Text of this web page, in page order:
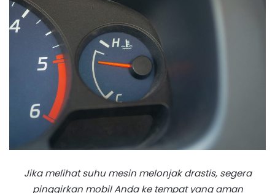
Jika melihat suhu mesin melonjak drastis, segera
pinggirkan mobil Anda ke tempat yang aman